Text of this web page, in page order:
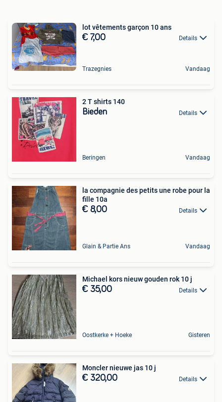
lot vêtements garçon 10 ans
€ 7,00 Details
Trazegnies Vandaag
2 T shirts 140
Bieden Details
Beringen Vandaag
la compagnie des petits une robe pour la
fille 10a
€ 8,00 Details
Glain & Partie Ans Vandaag
Michael kors nieuw gouden rok 10 j
€ 35,00 Details
Oostkerke + Hoeke Gisteren
Moncler nieuwe jas 10 j
€ 320,00 Details